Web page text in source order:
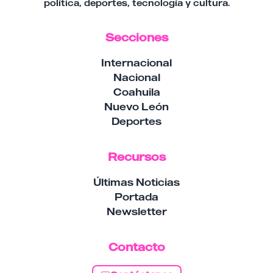
política, deportes, tecnología y cultura.
Secciones
Internacional
Nacional
Coahuila
Nuevo León
Deportes
Recursos
Últimas Noticias
Portada
Newsletter
Contacto